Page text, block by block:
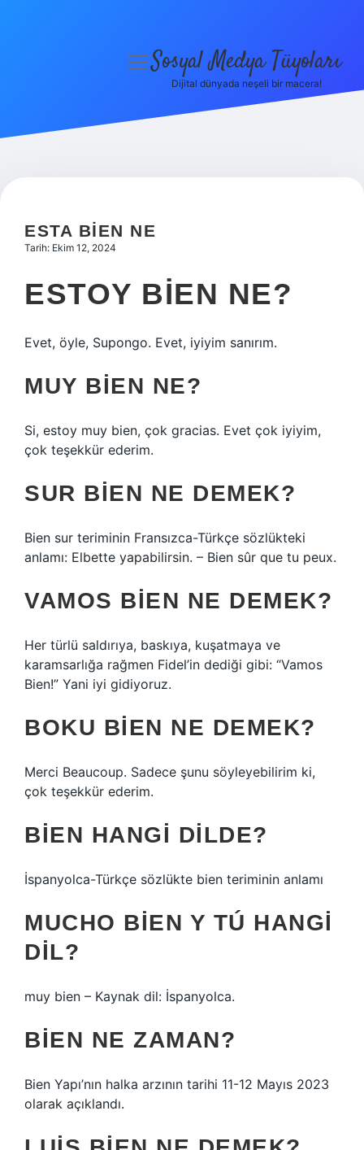
Hakkımızda
menüyüSosyal Medya Tüyoları
Dijital dünyada neşeli bir macera!
ESTA BIEN NE
Tarih: Ekim 12, 2024
ESTOY BIEN NE?
Evet, öyle, Supongo. Evet, iyiyim sanırım.
MUY BIEN NE?
Si, estoy muy bien, çok gracias. Evet çok iyiyim,
çok teşekkür ederim.
SUR BIEN NE DEMEK?
Bien sur teriminin Fransızca-Türkçe sözlükteki
anlamı: Elbette yapabilirsin. – Bien sûr que tu peux.
VAMOS BIEN NE DEMEK?
Her türlü saldırıya, baskıya, kuşatmaya ve
karamsarlığa rağmen Fidel’in dediği gibi: “Vamos
Bien!” Yani iyi gidiyoruz.
BOKU BIEN NE DEMEK?
Merci Beaucoup. Sadece şunu söyleyebilirim ki,
çok teşekkür ederim.
BIEN HANGI DILDE?
İspanyolca-Türkçe sözlükte bien teriminin anlamı
MUCHO BIEN Y TÚ HANGI
DIL?
muy bien – Kaynak dil: İspanyolca.
BIEN NE ZAMAN?
Bien Yapı’nın halka arzının tarihi 11-12 Mayıs 2023
olarak açıklandı.